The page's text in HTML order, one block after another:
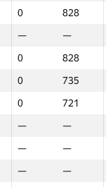
0
828
—
—
0
828
0
735
0
721
—
—
—
—
—
—
0
828
—
—
0
828
0
735
0
721
—
—
—
—
—
—